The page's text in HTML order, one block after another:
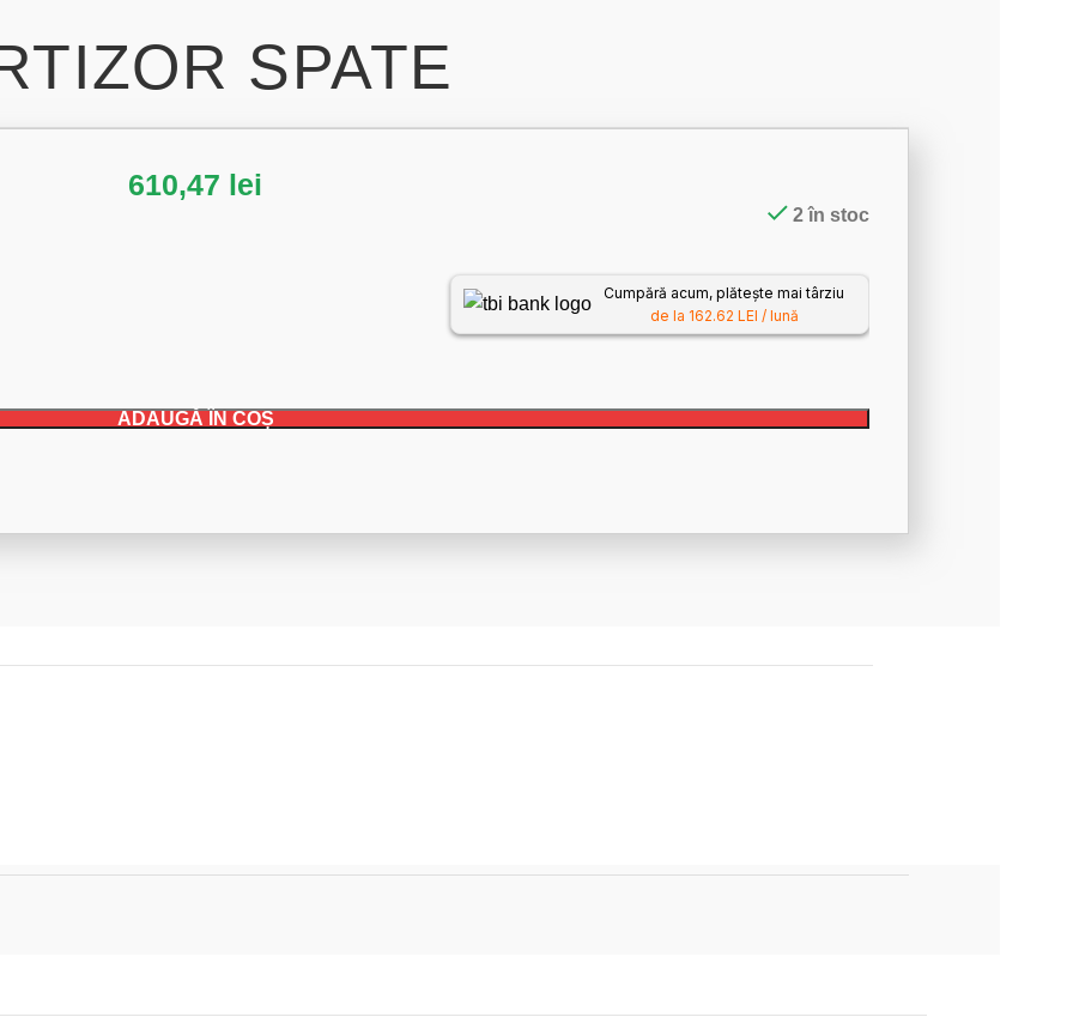
SPATE
610,47 lei
2 în stoc
ADAUGĂ ÎN COȘ
Cumpără acum, plătește mai târziu
de la 162.62 LEI / lună